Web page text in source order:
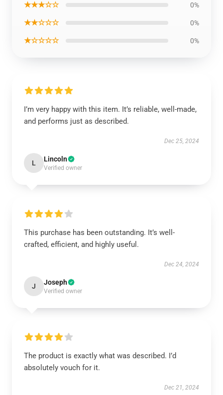
★★★☆☆ 0%
★★☆☆☆ 0%
★☆☆☆☆ 0%
I’m very happy with this item. It’s reliable, well-made,
and performs just as described.
Dec 25, 2024
L Lincoln
Verified owner
This purchase has been outstanding. It’s well-
crafted, efficient, and highly useful.
Dec 24, 2024
J Joseph
Verified owner
The product is exactly what was described. I’d
absolutely vouch for it.
Dec 21, 2024